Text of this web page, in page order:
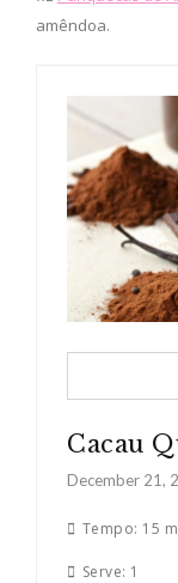
amêndoa.
Cacau
December 21,
Tempo: 15
Serve: 1